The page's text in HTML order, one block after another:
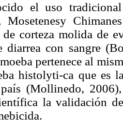
el uso
Mosetenesy
de corteza molida de
diarrea con sangre
pertenece al
histolyti-ca que es
(Mollinedo,
la validación